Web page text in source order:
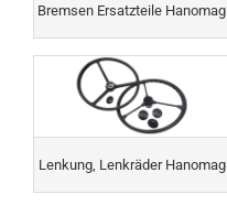
Bremsen Ersatzteile Hanomag
Lenkung, Lenkräder Hanomag